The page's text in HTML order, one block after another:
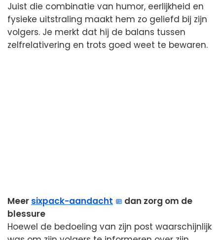
Juist die combinatie van humor, eerlijkheid en
fysieke uitstraling maakt hem zo geliefd bij zijn
volgers. Je merkt dat hij de balans tussen
zelfrelativering en trots goed weet te bewaren.
Meer sixpack-aandacht
dan zorg om de
blessure
Hoewel de bedoeling van zijn post waarschijnlijk